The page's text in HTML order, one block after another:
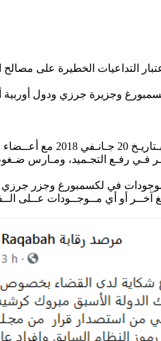
التداعيات الخطيرة على مصالح
وجزيرة جرزي ودول
ولا أحد يعلم المقابل الذي تلقاه !!. حيث قام كرشيد بـمعية رئيس ديـوانـه سهـيل عـنان (الذي مازال رئيس ديوان الوزير الحالي
فـي رفـع التجـميد، ومـارس
آخــر أو أي مــوجــودات عــلى